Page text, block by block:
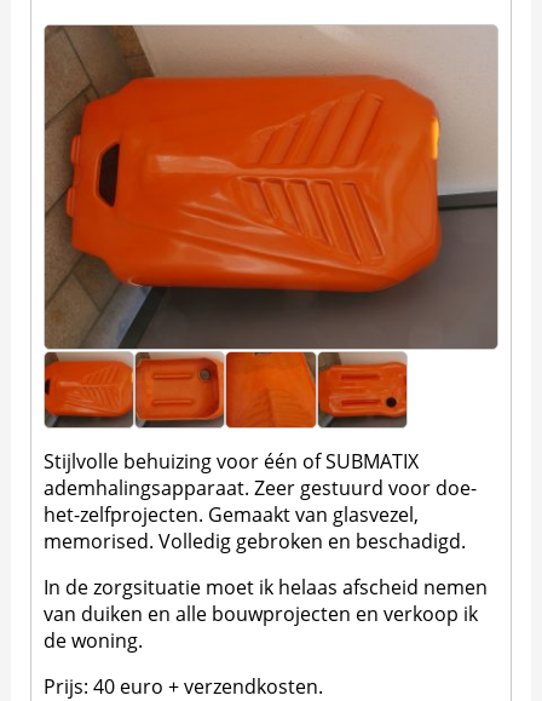
Stijlvolle behuizing voor één of SUBMATIX
ademhalingsapparaat. Zeer gestuurd voor doe-
het-zelfprojecten. Gemaakt van glasvezel,
memorised. Volledig gebroken en beschadigd.
In de zorgsituatie moet ik helaas afscheid nemen
van duiken en alle bouwprojecten en verkoop ik
de woning.
Prijs: 40 euro + verzendkosten.